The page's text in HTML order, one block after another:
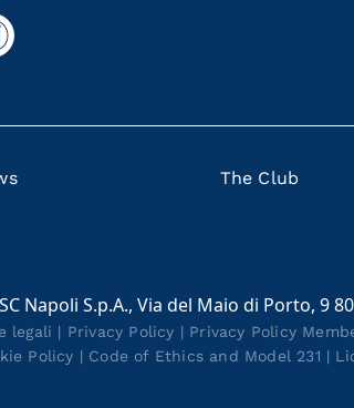
The Club
Napoli S.p.A., Via del Maio di Porto, 9
legali | Privacy Policy | Privacy Policy
Policy | Code of Ethics and Model 231 |